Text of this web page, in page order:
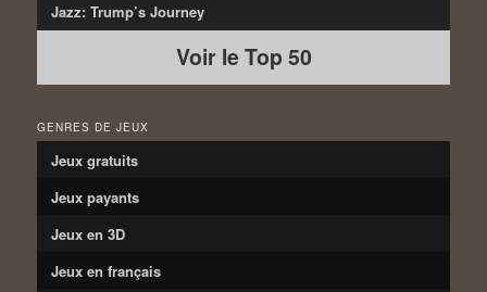
Jazz: Trump’s Journey
Voir le Top 50
GENRES DE JEUX
Jeux gratuits
Jeux payants
Jeux en 3D
Jeux en français